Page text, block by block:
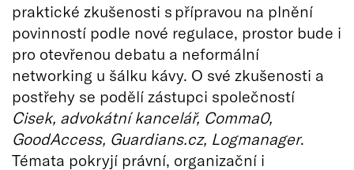
praktické zkušenosti s přípravou na plnění
povinností podle nové regulace, prostor bude i
pro otevřenou debatu a neformální
networking u šálku kávy. O své zkušenosti a
postřehy se podělí zástupci společností
Cisek, advokátní kancelář, Comma0,
GoodAccess, Guardians.cz, Logmanager.
Témata pokryjí právní, organizační i